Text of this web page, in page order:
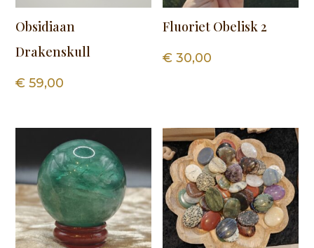
Obsidiaan
Drakenskull
€ 59,00
Fluoriet Obelisk 2
€ 30,00